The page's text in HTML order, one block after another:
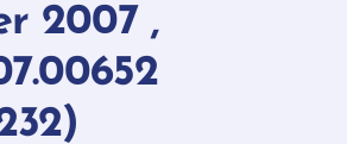
2007 ,